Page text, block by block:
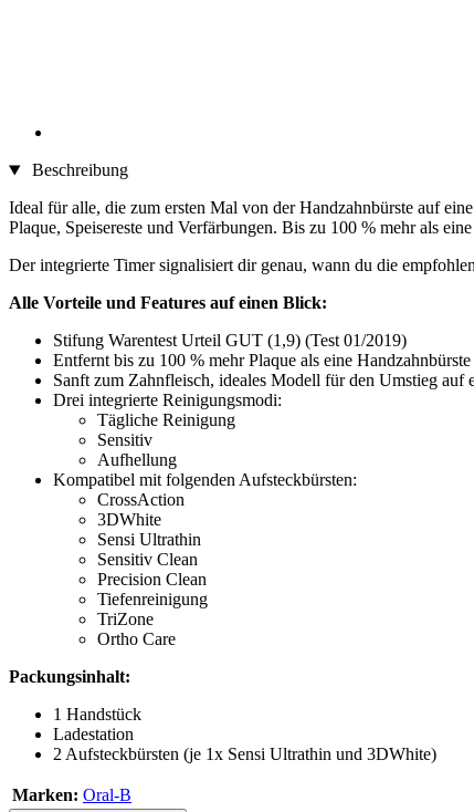
Beschreibung
Ideal für alle, die zum ersten Mal von der Handzahnbürste auf
Plaque, Speisereste und Verfärbungen. Bis zu 100 % mehr als
Der integrierte Timer signalisiert dir genau, wann du die
Alle Vorteile und Features auf einen Blick:
Stifung Warentest Urteil GUT (1,9) (Test 01/2019)
Entfernt bis zu 100 % mehr Plaque als eine Handzahnbürste
Sanft zum Zahnfleisch, ideales Modell für den Umstieg auf
Drei integrierte Reinigungsmodi:
Tägliche Reinigung
Sensitiv
Aufhellung
Kompatibel mit folgenden Aufsteckbürsten:
CrossAction
3DWhite
Sensi Ultrathin
Sensitiv Clean
Precision Clean
Tiefenreinigung
TriZone
Ortho Care
Packungsinhalt:
1 Handstück
Ladestation
2 Aufsteckbürsten (je 1x Sensi Ultrathin und 3DWhite)
Marken: Oral-B